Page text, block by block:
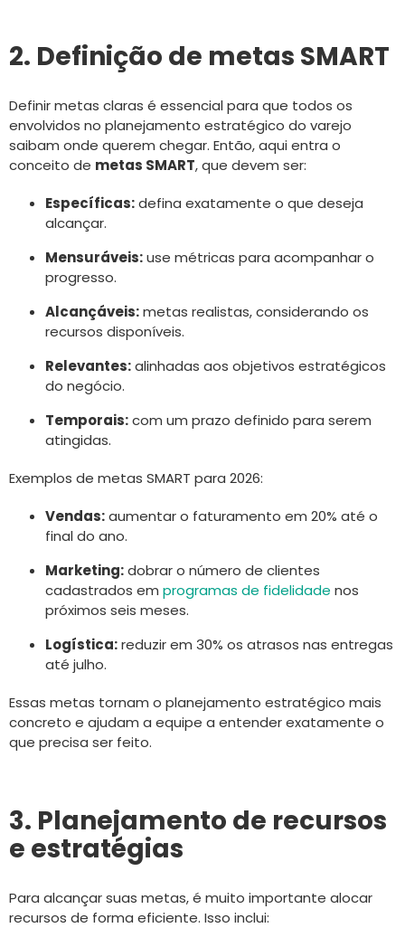
2. Definição de metas SMART
Definir metas claras é essencial para que todos os
envolvidos no planejamento estratégico do varejo
saibam onde querem chegar. Então, aqui entra o
conceito de metas SMART, que devem ser:
Específicas:defina exatamente o que deseja
alcançar.
Mensuráveis:use métricas para acompanhar o
progresso.
Alcançáveis:metas realistas, considerando os
recursos disponíveis.
Relevantes:alinhadas aos objetivos estratégicos
do negócio.
Temporais:com um prazo definido para serem
atingidas.
Exemplos de metas SMART para 2026:
Vendas:aumentar o faturamento em 20% até o
final do ano.
Marketing:dobrar o número de clientes
cadastrados em programas de fidelidade nos
próximos seis meses.
Logística:reduzir em 30% os atrasos nas entregas
até julho.
Essas metas tornam o planejamento estratégico mais
concreto e ajudam a equipe a entender exatamente o
que precisa ser feito.
3. Planejamento de recursos
e estratégias
Para alcançar suas metas, é muito importante alocar
recursos de forma eficiente. Isso inclui: